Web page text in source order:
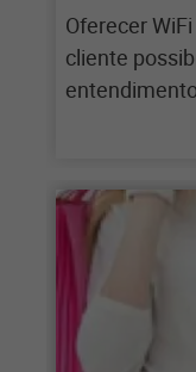
Oferecer
cliente